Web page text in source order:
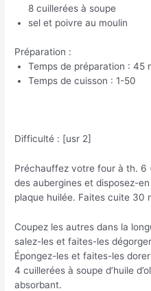
8 cuillerées à soupe
sel et poivre au moulin
Préparation :
Temps de préparation : 45
Temps de cuisson : 1-50
Difficulté : [usr 2]
Préchauffez votre four à th. 6
des aubergines et disposez-
plaque huilée. Faites cuite 30
Coupez les autres dans la
salez-les et faites-les
Épongez-les et faites-les
4 cuillerées à soupe d’huile
absorbant.